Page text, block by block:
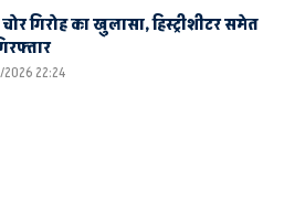
गिरोह का खुलासा, हिस्ट्रीशीटर समेत
22:24